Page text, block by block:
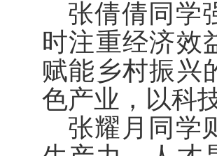
张倩倩同学
时注重经济效
赋能乡村振兴
色产业，以科
张耀月同学